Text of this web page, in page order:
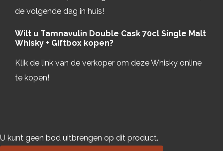
de volgende dag in huis!
Wilt u Tamnavulin Double Cask 70cl Single Malt
Whisky + Giftbox kopen?
Klik de link van de verkoper om deze Whisky online
te kopen!
U kunt geen bod uitbrengen op dit product.